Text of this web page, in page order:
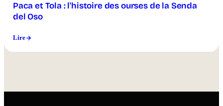
Paca et Tola : l'histoire des ourses de la Senda
del Oso
Lire